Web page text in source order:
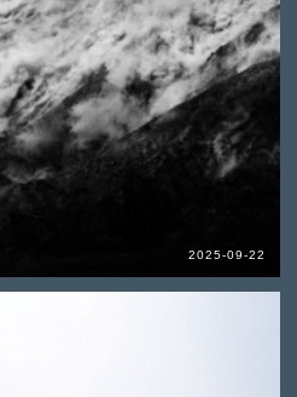
2025-09-22